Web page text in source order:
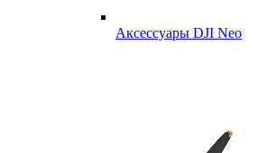
Аксессуары DJI Neo